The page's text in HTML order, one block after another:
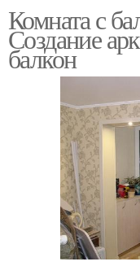
Комната с
Создание
балкон